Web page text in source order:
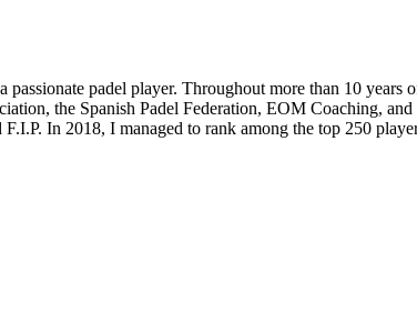
padel player. Throughout more than 10
the Spanish Padel Federation, EOM Coaching,
In 2018, I managed to rank among the top 250